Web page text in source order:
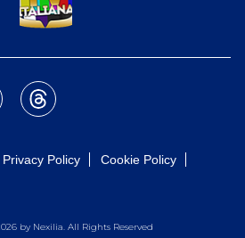
Privacy Policy
Cookie Policy
by Nexilia. All Rights Reserved